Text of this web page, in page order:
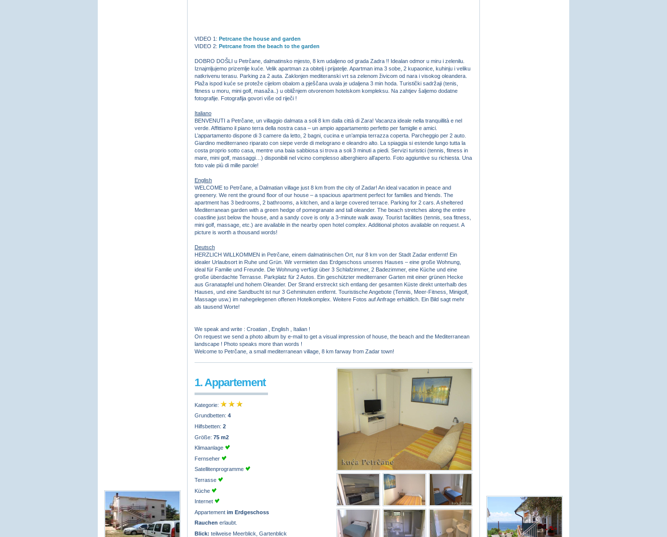
VIDEO 1: Petrcane the house and garden
VIDEO 2: Petrcane from the beach to the garden
DOBRO DOŠLI u Petrčane, dalmatinsko mjesto, 8 km udaljeno od grada Zadra !! Idealan odmor u miru i zelenilu.
Iznajmljujemo prizemlje kuće. Velik apartman za obitelj i prijatelje. Apartman ima 3 sobe, 2 kupaonice, kuhinju i veliku
natkrivenu terasu. Parking za 2 auta. Zaklonjen mediteranski vrt sa zelenom živicom od nara i visokog oleandera.
Plaža ispod kuće se proteže cijelom obalom a pješčana uvala je udaljena 3 min hoda. Turistički sadržaji (tenis,
fitness u moru, mini golf, masaža..) u obližnjem otvorenom hotelskom kompleksu. Na zahtjev šaljemo dodatne
fotografije. Fotografija govori više od riječi !
Italiano
BENVENUTI a Petrčane, un villaggio dalmata a soli 8 km dalla città di Zara! Vacanza ideale nella tranquillità e nel
verde. Affittiamo il piano terra della nostra casa – un ampio appartamento perfetto per famiglie e amici.
L’appartamento dispone di 3 camere da letto, 2 bagni, cucina e un’ampia terrazza coperta. Parcheggio per 2 auto.
Giardino mediterraneo riparato con siepe verde di melograno e oleandro alto. La spiaggia si estende lungo tutta la
costa proprio sotto casa, mentre una baia sabbiosa si trova a soli 3 minuti a piedi. Servizi turistici (tennis, fitness in
mare, mini golf, massaggi…) disponibili nel vicino complesso alberghiero all’aperto. Foto aggiuntive su richiesta. Una
foto vale più di mille parole!
English
WELCOME to Petrčane, a Dalmatian village just 8 km from the city of Zadar! An ideal vacation in peace and
greenery. We rent the ground floor of our house – a spacious apartment perfect for families and friends. The
apartment has 3 bedrooms, 2 bathrooms, a kitchen, and a large covered terrace. Parking for 2 cars. A sheltered
Mediterranean garden with a green hedge of pomegranate and tall oleander. The beach stretches along the entire
coastline just below the house, and a sandy cove is only a 3-minute walk away. Tourist facilities (tennis, sea fitness,
mini golf, massage, etc.) are available in the nearby open hotel complex. Additional photos available on request. A
picture is worth a thousand words!
Deutsch
HERZLICH WILLKOMMEN in Petrčane, einem dalmatinischen Ort, nur 8 km von der Stadt Zadar entfernt! Ein
idealer Urlaubsort in Ruhe und Grün. Wir vermieten das Erdgeschoss unseres Hauses – eine große Wohnung,
ideal für Familie und Freunde. Die Wohnung verfügt über 3 Schlafzimmer, 2 Badezimmer, eine Küche und eine
große überdachte Terrasse. Parkplatz für 2 Autos. Ein geschützter mediterraner Garten mit einer grünen Hecke
aus Granatapfel und hohem Oleander. Der Strand erstreckt sich entlang der gesamten Küste direkt unterhalb des
Hauses, und eine Sandbucht ist nur 3 Gehminuten entfernt. Touristische Angebote (Tennis, Meer-Fitness, Minigolf,
Massage usw.) im nahegelegenen offenen Hotelkomplex. Weitere Fotos auf Anfrage erhältlich. Ein Bild sagt mehr
als tausend Worte!
We speak and write : Croatian , English , Italian !
On request we send a photo album by e-mail to get a visual impression of house, the beach and the Mediterranean
landscape ! Photo speaks more than words !
Welcome to Petrčane, a small mediterranean village, 8 km farway from Zadar town!
1. Appartement
Kategorie:
Grundbetten: 4
Hilfsbetten: 2
Größe: 75 m2
Klimaanlage
Fernseher
Satellitenprogramme
Terrasse
Küche
Internet
Appartement im Erdgeschoss
Rauchen erlaubt.
Blick: teilweise Meerblick, Gartenblick